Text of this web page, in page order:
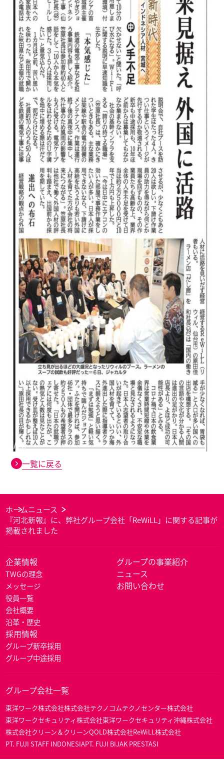
一覧に戻る
ホームニュース
『河北新報』に、弊社グループ会社「ReWiLL」に関する記事が
掲載されました
企業情報
TWGの理念
メッセージ
役員一覧
会社概要
沿革・歴史
グループの事業紹介
ニュース
お問い合わせ
採用情報
グループ新卒採用
グループ中途採用
グループ会社一覧
東洋ワーク株式会社株式会社テクノコムテクノセンター株式会社
東洋ワークセキュリティ株式会社東洋ワークセキュリティ沖縄株式会社
株式会社クリーン＆クリーンQOLD株式会社ReWiLL株式会社
PT. FUJI STAFF INDONESIAPT. FUJI BIJAK PRESTASI